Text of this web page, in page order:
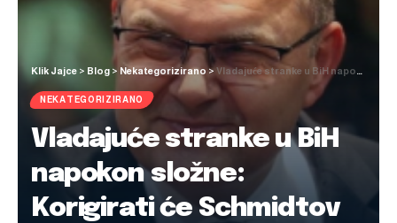
Klik Jajce > Blog > Nekategorizirano> Vladajuće stranke u BiH napokon složne: Korigirati će Schmidtov izborni zakon
NEKATEGORIZIRANO
Vladajuće stranke u BiH
napokon složne:
Korigirati će Schmidtov